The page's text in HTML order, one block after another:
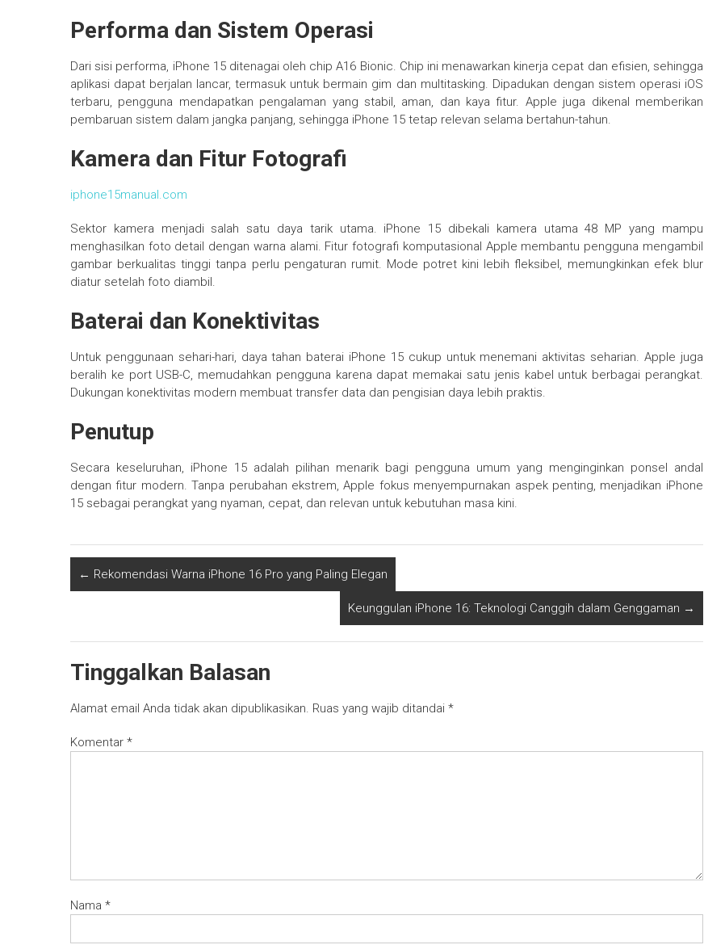
Performa dan Sistem Operasi
Dari sisi performa, iPhone 15 ditenagai oleh chip A16 Bionic. Chip ini menawarkan kinerja cepat dan efisien, sehingga
aplikasi dapat berjalan lancar, termasuk untuk bermain gim dan multitasking. Dipadukan dengan sistem operasi iOS
terbaru, pengguna mendapatkan pengalaman yang stabil, aman, dan kaya fitur. Apple juga dikenal memberikan
pembaruan sistem dalam jangka panjang, sehingga iPhone 15 tetap relevan selama bertahun-tahun.
Kamera dan Fitur Fotografi
iphone15manual.com
Sektor kamera menjadi salah satu daya tarik utama. iPhone 15 dibekali kamera utama 48 MP yang mampu
menghasilkan foto detail dengan warna alami. Fitur fotografi komputasional Apple membantu pengguna mengambil
gambar berkualitas tinggi tanpa perlu pengaturan rumit. Mode potret kini lebih fleksibel, memungkinkan efek blur
diatur setelah foto diambil.
Baterai dan Konektivitas
Untuk penggunaan sehari-hari, daya tahan baterai iPhone 15 cukup untuk menemani aktivitas seharian. Apple juga
beralih ke port USB-C, memudahkan pengguna karena dapat memakai satu jenis kabel untuk berbagai perangkat.
Dukungan konektivitas modern membuat transfer data dan pengisian daya lebih praktis.
Penutup
Secara keseluruhan, iPhone 15 adalah pilihan menarik bagi pengguna umum yang menginginkan ponsel andal
dengan fitur modern. Tanpa perubahan ekstrem, Apple fokus menyempurnakan aspek penting, menjadikan iPhone
15 sebagai perangkat yang nyaman, cepat, dan relevan untuk kebutuhan masa kini.
← Rekomendasi Warna iPhone 16 Pro yang Paling Elegan
Keunggulan iPhone 16: Teknologi Canggih dalam Genggaman →
Tinggalkan Balasan
Alamat email Anda tidak akan dipublikasikan. Ruas yang wajib ditandai *
Komentar *
Nama *